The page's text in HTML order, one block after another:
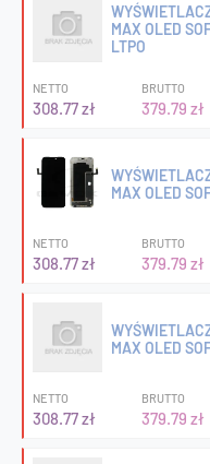
MAX OLED
LTPO
NETTO
308.77 zł
BRUTTO
379.79 zł
MAX OLED
NETTO
308.77 zł
BRUTTO
379.79 zł
MAX OLED
NETTO
308.77 zł
BRUTTO
379.79 zł